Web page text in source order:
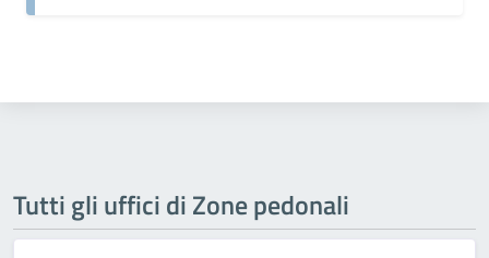
Tutti gli uffici di Zone pedonali